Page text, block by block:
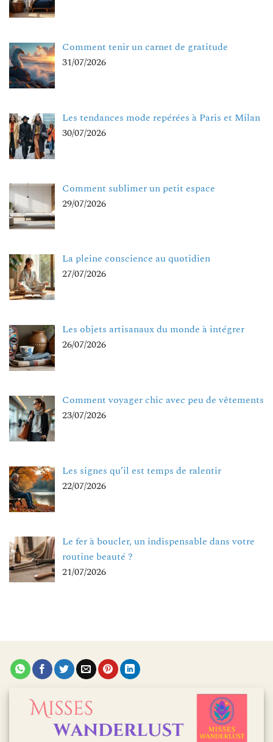
Comment tenir un carnet de gratitude
31/07/2026
Les tendances mode repérées à Paris et Milan
30/07/2026
Comment sublimer un petit espace
29/07/2026
La pleine conscience au quotidien
27/07/2026
Les objets artisanaux du monde à intégrer
26/07/2026
Comment voyager chic avec peu de vêtements
23/07/2026
Les signes qu’il est temps de ralentir
22/07/2026
Le fer à boucler, un indispensable dans votre
routine beauté ?
21/07/2026